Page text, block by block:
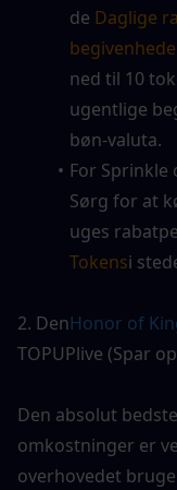
de Daglige
ned til 10
ugentlige
bøn-valuta.
For Sprinkle
Sørg for at
uges
Tokensi
2. DenHonor of
TOPUPlive (Spar
Den absolut
omkostninger er
overhovedet